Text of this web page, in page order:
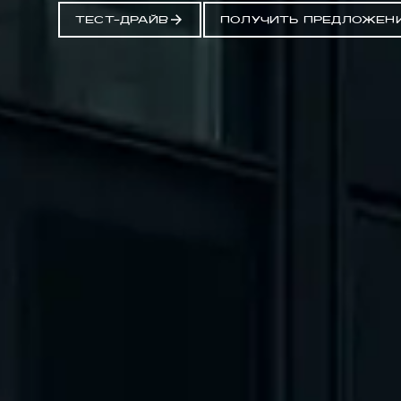
ТЕСТ-ДРАЙВ ПОЛУЧИТЬ